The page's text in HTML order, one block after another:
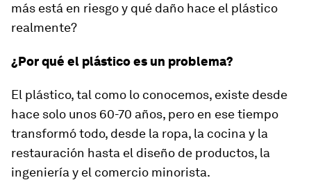
más está en riesgo y qué daño hace el plástico
realmente?
¿Por qué el plástico es un problema?
El plástico, tal como lo conocemos, existe desde
hace solo unos 60-70 años, pero en ese tiempo
transformó todo, desde la ropa, la cocina y la
restauración hasta el diseño de productos, la
ingeniería y el comercio minorista.